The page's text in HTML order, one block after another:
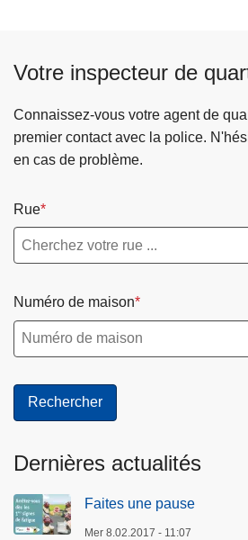
Votre inspecteur de
Connaissez-vous votre agent de
premier contact avec la police.
en cas de problème.
Rue
Numéro de maison
Dernières actualités
Faites une pause
Mer 8.02.2017 - 11:07